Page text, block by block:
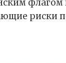
флагом
риски